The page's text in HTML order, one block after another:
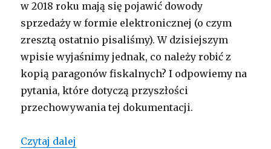
w 2018 roku mają się pojawić dowody
sprzedaży w formie elektronicznej (o czym
zresztą ostatnio pisaliśmy). W dzisiejszym
wpisie wyjaśnimy jednak, co należy robić z
kopią paragonów fiskalnych? I odpowiemy na
pytania, które dotyczą przyszłości
przechowywania tej dokumentacji.
Czytaj dalej